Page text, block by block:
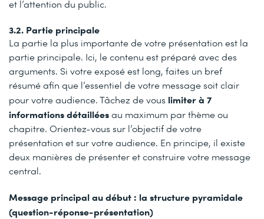
et l’attention du public.
3.2. Partie principale
La partie la plus importante de votre présentation est la
partie principale. Ici, le contenu est préparé avec des
arguments. Si votre exposé est long, faites un bref
résumé afin que l’essentiel de votre message soit clair
pour votre audience. Tâchez de vous limiter à 7
informations détailléesau maximum par thème ou
chapitre. Orientez-vous sur l’objectif de votre
présentation et sur votre audience. En principe, il existe
deux manières de présenter et construire votre message
central.
Message principal au début : la structure pyramidale
(question-réponse-présentation)